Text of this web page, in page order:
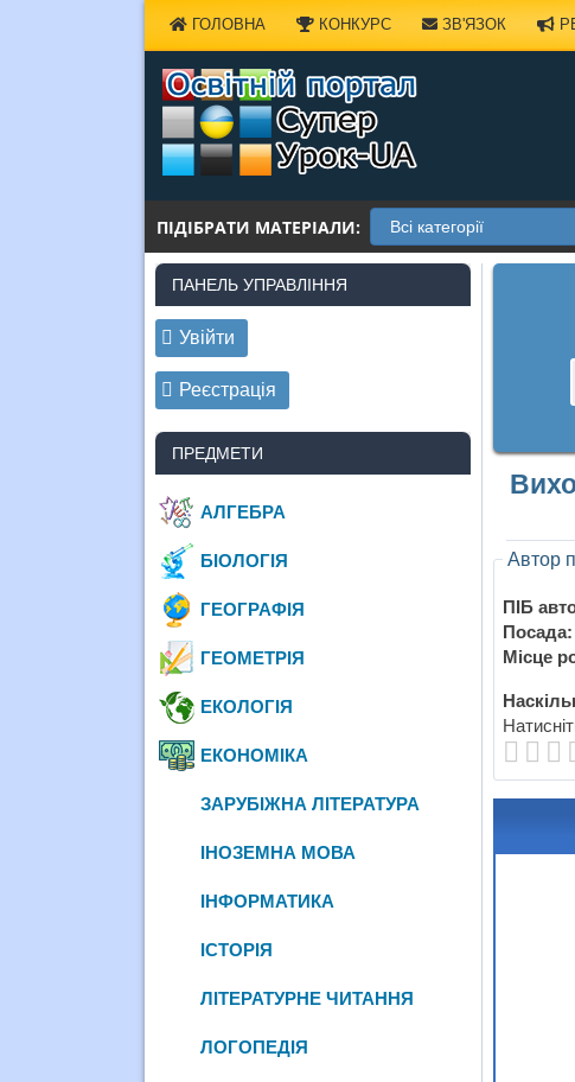
ГОЛОВНА КОНКУРС ЗВ'ЯЗОК
ПІДІБРАТИ МАТЕРІАЛИ:
Автор
ПІБ
Посада:
Місце
ПАНЕЛЬ УПРАВЛІННЯ
Увійти
Реєстрація
ПРЕДМЕТИ
АЛГЕБРА
БІОЛОГІЯ
ГЕОГРАФІЯ
ГЕОМЕТРІЯ
ЕКОЛОГІЯ
ЕКОНОМІКА
ЗАРУБІЖНА ЛІТЕРАТУРА
ІНОЗЕМНА МОВА
ІНФОРМАТИКА
ІСТОРІЯ
ЛІТЕРАТУРНЕ ЧИТАННЯ
ЛОГОПЕДІЯ